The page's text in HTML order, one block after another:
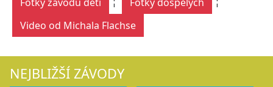
Video od Michala Flachse
NEJBLIŽŠÍ ZÁVODY